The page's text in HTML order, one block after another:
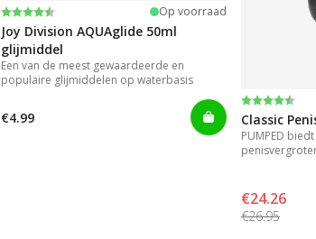
Beoordeling:
4.2 uit 5 sterren Op voorraad
Joy Division AQUAglide 50ml
glijmiddel
Een van de meest gewaardeerde en
populaire glijmiddelen op waterbasis
€4.99
4.3 uit 5
Classic
PUMPED
€24.26
€26.95